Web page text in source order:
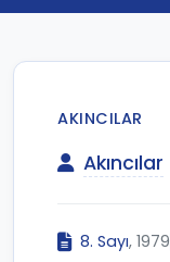
AKINCILAR
Akıncılar
8. Sayı, 1979